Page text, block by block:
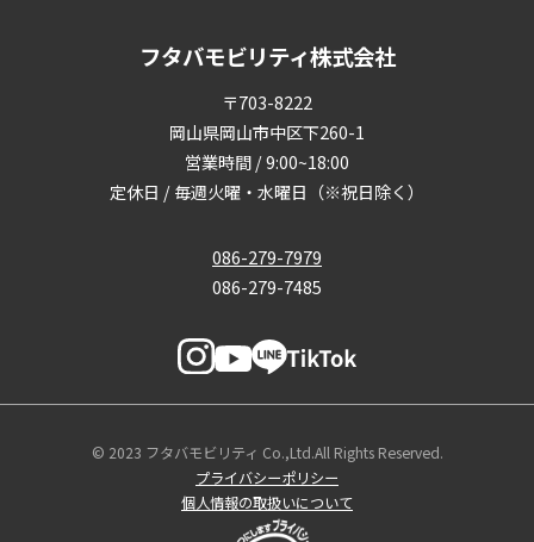
フタバモビリティ株式会社
〒703-8222
岡山県岡山市中区下260-1
営業時間 / 9:00~18:00
定休日 / 毎週火曜・水曜日（※祝日除く）
086-279-7979
086-279-7485
© 2023 フタバモビリティ Co.,Ltd.All Rights Reserved.
プライバシーポリシー
個人情報の取扱いについて